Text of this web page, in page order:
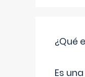
¿Qué
Es